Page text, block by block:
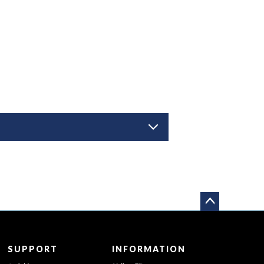
SUPPORT INFORMATION